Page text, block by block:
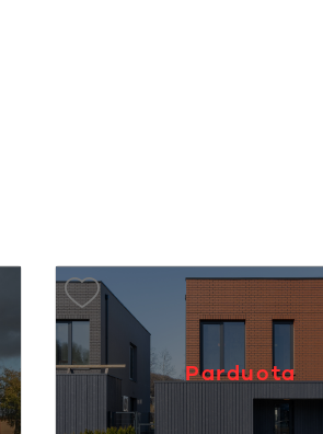
Parduota